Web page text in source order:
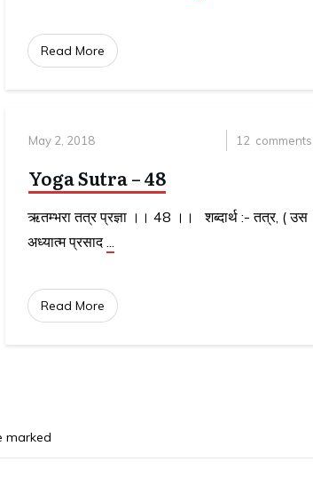
Read More
May 2, 2018 12comments
Yoga Sutra – 48
ऋतम्भरा तत्र प्रज्ञा ।। 48 ।। शब्दार्थ :- तत्र, ( उस
अध्यात्म प्रसाद...
Read More
marked